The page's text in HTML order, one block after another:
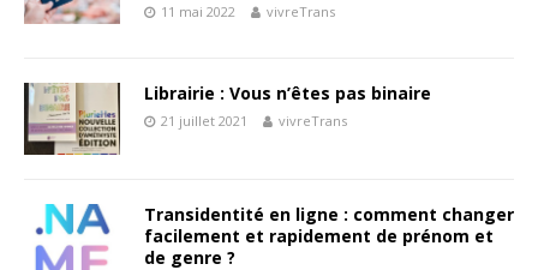
11 mai 2022 vivreTrans
Librairie : Vous n’êtes pas binaire
21 juillet 2021 vivreTrans
Transidentité en ligne : comment changer
facilement et rapidement de prénom et
de genre ?